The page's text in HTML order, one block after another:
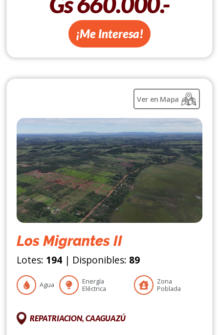
¡Me Interesa!
Ver en Mapa
Los Migrantes II
Lotes: 194 | Disponibles: 89
Agua
Energía
Eléctrica
Zona
Poblada
REPATRIACION, CAAGUAZÚ